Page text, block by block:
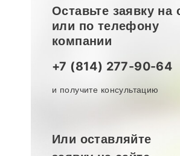
Оставьте заявку на
или по телефону
компании
+7 (814) 277-90-64
и получите консультацию
Или оставляйте